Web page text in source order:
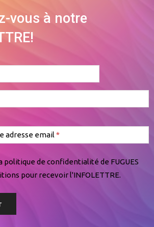
vous à notre
adresse email
politique de confidentialité de FUGUES
pour recevoir l'INFOLETTRE.